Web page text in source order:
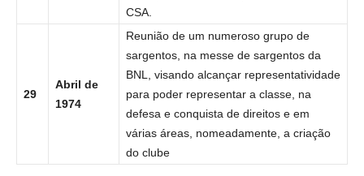
CSA.
29
Abril de
1974
Reunião de um numeroso grupo de
sargentos, na messe de sargentos da
BNL, visando alcançar representatividade
para poder representar a classe, na
defesa e conquista de direitos e em
várias áreas, nomeadamente, a criação
do clube